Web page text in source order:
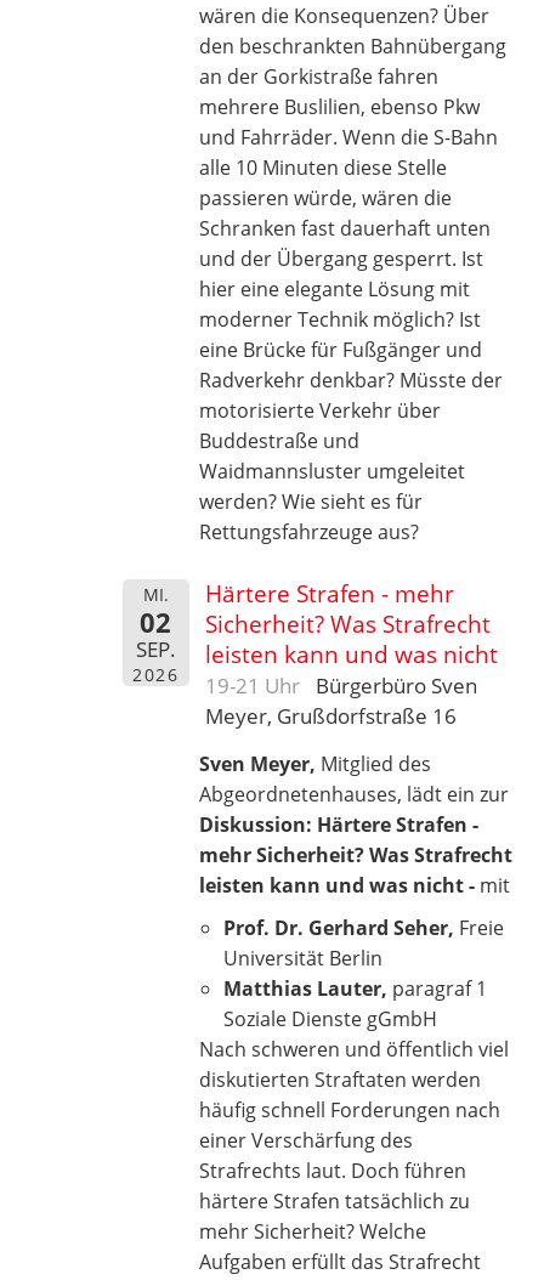
wären die Konsequenzen? Über
den beschrankten Bahnübergang
an der Gorkistraße fahren
mehrere Buslilien, ebenso Pkw
und Fahrräder. Wenn die S-Bahn
alle 10 Minuten diese Stelle
passieren würde, wären die
Schranken fast dauerhaft unten
und der Übergang gesperrt. Ist
hier eine elegante Lösung mit
moderner Technik möglich? Ist
eine Brücke für Fußgänger und
Radverkehr denkbar? Müsste der
motorisierte Verkehr über
Buddestraße und
Waidmannsluster umgeleitet
werden? Wie sieht es für
Rettungsfahrzeuge aus?
MI.
02
SEP.
2026
Härtere Strafen - mehr
Sicherheit? Was Strafrecht
leisten kann und was nicht
19-21 Uhr
Bürgerbüro Sven
Meyer, Grußdorfstraße 16
Sven Meyer, Mitglied des
Abgeordnetenhauses, lädt ein zur
Diskussion: Härtere Strafen -
mehr Sicherheit? Was Strafrecht
leisten kann und was nicht - mit
Prof. Dr. Gerhard Seher, Freie
Universität Berlin
Matthias Lauter, paragraf 1
Soziale Dienste gGmbH
Nach schweren und öffentlich viel
diskutierten Straftaten werden
häufig schnell Forderungen nach
einer Verschärfung des
Strafrechts laut. Doch führen
härtere Strafen tatsächlich zu
mehr Sicherheit? Welche
Aufgaben erfüllt das Strafrecht